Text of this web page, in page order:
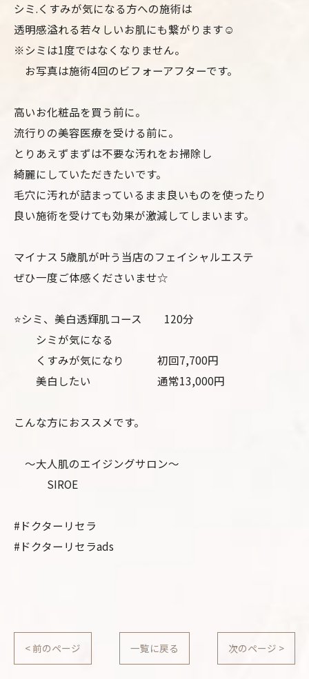
シミ.くすみが気になる方への施術は
透明感溢れる若々しいお肌にも繋がります☺️
※シミは1度ではなくなりません。
お写真は施術4回のビフォーアフターです。
高いお化粧品を買う前に。
流行りの美容医療を受ける前に。
とりあえずまずは不要な汚れをお掃除し
綺麗にしていただきたいです。
毛穴に汚れが詰まっているまま良いものを使ったり
良い施術を受けても効果が激減してしまいます。
マイナス 5歳肌が叶う当店のフェイシャルエステ
ぜひ一度ご体感くださいませ☆
⭐️シミ、美白透輝肌コース 120分
シミが気になる
くすみが気になり 初回7,700円
美白したい 通常13,000円
こんな方におススメです。
〜大人肌のエイジングサロン〜
SIROE
#ドクターリセラ
#ドクターリセラads
< 前のページ 一覧に戻る 次のページ >